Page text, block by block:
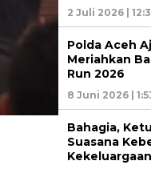
2 Juli 2026 |
Polda Aceh
Meriahkan
Run 2026
8 Juni 2026 |
Bahagia,
Suasana
Kekeluargaan